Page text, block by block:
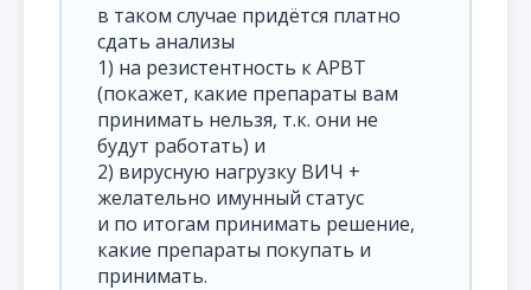
в таком случае придётся платно
сдать анализы
1) на резистентность к АРВТ
(покажет, какие препараты вам
принимать нельзя, т.к. они не
будут работать) и
2) вирусную нагрузку ВИЧ +
желательно имунный статус
и по итогам принимать решение,
какие препараты покупать и
принимать.